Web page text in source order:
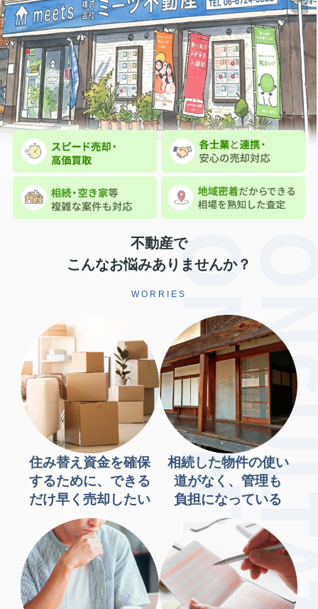
不動産で
こんなお悩みありませんか？
WORRIES
住み替え資金を確保
するために、できる
だけ早く売却したい
相続した物件の使い
道がなく、管理も
負担になっている